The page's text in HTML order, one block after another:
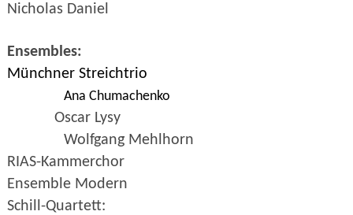
Nicholas Daniel
Ensembles:
Münchner Streichtrio
Ana Chumachenko
Oscar Lysy
Wolfgang Mehlhorn
RIAS-Kammerchor
Ensemble Modern
Schill-Quartett: